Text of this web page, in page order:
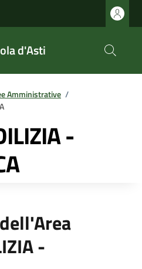
d'Asti
Amministrative /
-
-